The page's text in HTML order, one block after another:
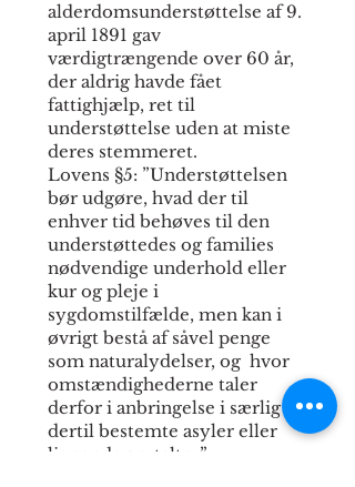
alderdomsunderstøttelse af 9.
april 1891 gav
værdigtrængende over 60 år,
der aldrig havde fået
fattighjælp, ret til
understøttelse uden at miste
deres stemmeret.
Lovens §5: ”Understøttelsen
bør udgøre, hvad der til
enhver tid behøves til den
understøttedes og families
nødvendige underhold eller
kur og pleje i
sygdomstilfælde, men kan i
øvrigt bestå af såvel penge
som naturalydelser, og hvor
omstændighederne taler
derfor i anbringelse i særlig
dertil bestemte asyler eller
lignende anstalter”.